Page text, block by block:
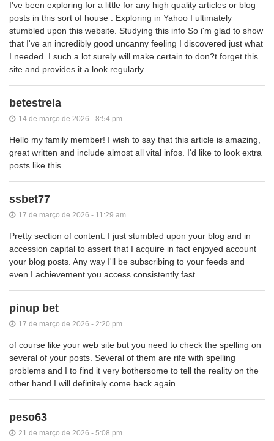
I've been exploring for a little for any high quality articles or blog
posts in this sort of house . Exploring in Yahoo I ultimately
stumbled upon this website. Studying this info So i'm glad to show
that I've an incredibly good uncanny feeling I discovered just what
I needed. I such a lot surely will make certain to don?t forget this
site and provides it a look regularly.
betestrela
14 de março de 2026 - 8:54 pm
Hello my family member! I wish to say that this article is amazing,
great written and include almost all vital infos. I'd like to look extra
posts like this .
ssbet77
17 de março de 2026 - 11:29 am
Pretty section of content. I just stumbled upon your blog and in
accession capital to assert that I acquire in fact enjoyed account
your blog posts. Any way I'll be subscribing to your feeds and
even I achievement you access consistently fast.
pinup bet
17 de março de 2026 - 2:20 pm
of course like your web site but you need to check the spelling on
several of your posts. Several of them are rife with spelling
problems and I to find it very bothersome to tell the reality on the
other hand I will definitely come back again.
peso63
21 de março de 2026 - 5:08 pm